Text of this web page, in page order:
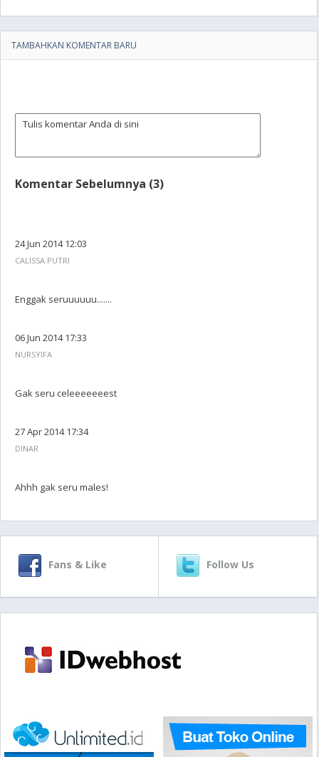
TAMBAHKAN KOMENTAR BARU
Komentar Sebelumnya (3)
24 Jun 2014 12:03
CALISSA PUTRI
Enggak seruuuuuu.......
06 Jun 2014 17:33
NURSYIFA
Gak seru celeeeeeeest
27 Apr 2014 17:34
DINAR
Ahhh gak seru males!
Fans & Like Follow Us